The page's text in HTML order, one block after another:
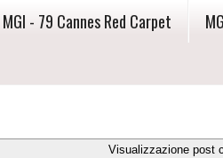
MGI - 79 Cannes Red Carpet
Visualizzazione post